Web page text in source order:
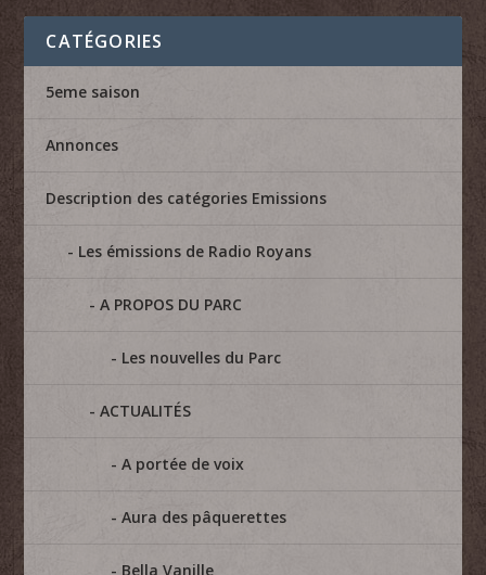
CATÉGORIES
5eme saison
Annonces
Description des catégories Emissions
Les émissions de Radio Royans
A PROPOS DU PARC
Les nouvelles du Parc
ACTUALITÉS
A portée de voix
Aura des pâquerettes
Bella Vanille